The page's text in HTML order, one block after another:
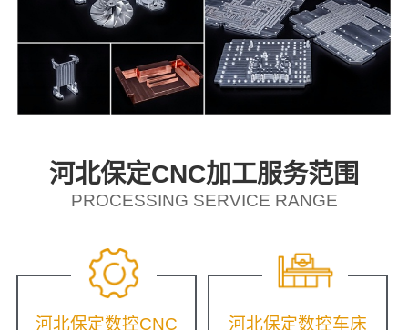
河北保定CNC加工服务范围
PROCESSING SERVICE RANGE
河北保定数控CNC 河北保定数控车床